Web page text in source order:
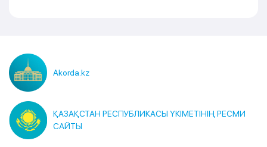
Akorda.kz
ҚАЗАҚСТАН РЕСПУБЛИКАСЫ ҮКІМЕТІНІҢ РЕСМИ
САЙТЫ